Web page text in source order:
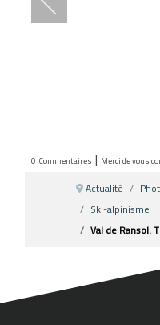
0 Commentaires | Merci de vous
Actualité
Ski-alpinisme
Val de Ransol.